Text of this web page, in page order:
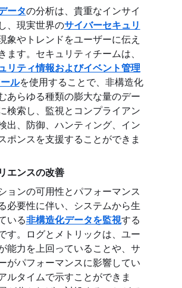
ータの分析は、貴重なインサイ
、現実世界のサイバーセキュリ
象やトレンドをユーザーに伝え
ます。セキュリティチームは、
リティ情報およびイベント管理
ールを使用することで、非構造化
あらゆる種類の膨大な量のデー
検索し、監視とコンプライアン
出、防御、ハンティング、イン
ポンスを支援することができま
エンスの改善
ョンの可用性とパフォーマンス
必要性に伴い、システムから生
いる非構造化データを監視する
す。ログとメトリックは、ユー
能力を上回っていることや、サ
がパフォーマンスに影響してい
ルタイムで示すことができま